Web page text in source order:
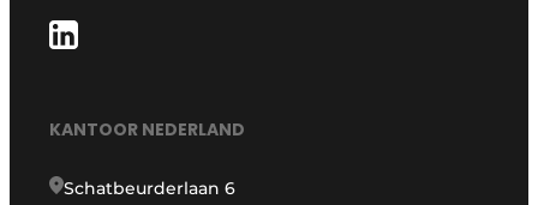
KANTOOR NEDERLAND
Schatbeurderlaan 6